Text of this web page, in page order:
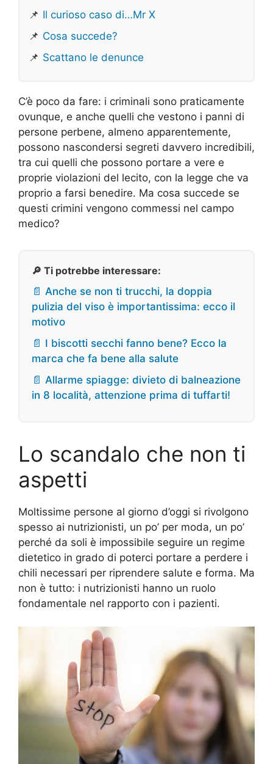
📌 Il curioso caso di…Mr X
📌 Cosa succede?
📌 Scattano le denunce
C’è poco da fare: i criminali sono praticamente
ovunque, e anche quelli che vestono i panni di
persone perbene, almeno apparentemente,
possono nascondersi segreti davvero incredibili,
tra cui quelli che possono portare a vere e
proprie violazioni del lecito, con la legge che va
proprio a farsi benedire. Ma cosa succede se
questi crimini vengono commessi nel campo
medico?
🔎 Ti potrebbe interessare:
📄 Anche se non ti trucchi, la doppia
pulizia del viso è importantissima: ecco il
motivo
📄 I biscotti secchi fanno bene? Ecco la
marca che fa bene alla salute
📄 Allarme spiagge: divieto di balneazione
in 8 località, attenzione prima di tuffarti!
Lo scandalo che non ti
aspetti
Moltissime persone al giorno d’oggi si rivolgono
spesso ai nutrizionisti, un po’ per moda, un po’
perché da soli è impossibile seguire un regime
dietetico in grado di poterci portare a perdere i
chili necessari per riprendere salute e forma. Ma
non è tutto: i nutrizionisti hanno un ruolo
fondamentale nel rapporto con i pazienti.